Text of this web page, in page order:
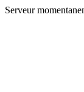
Serveur